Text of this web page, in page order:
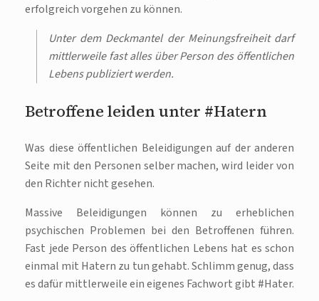
erfolgreich vorgehen zu können.
Unter dem Deckmantel der Meinungsfreiheit darf
mittlerweile fast alles über Person des öffentlichen
Lebens publiziert werden.
Betroffene leiden unter #Hatern
Was diese öffentlichen Beleidigungen auf der anderen
Seite mit den Personen selber machen, wird leider von
den Richter nicht gesehen.
Massive Beleidigungen können zu erheblichen
psychischen Problemen bei den Betroffenen führen.
Fast jede Person des öffentlichen Lebens hat es schon
einmal mit Hatern zu tun gehabt. Schlimm genug, dass
es dafür mittlerweile ein eigenes Fachwort gibt #Hater.